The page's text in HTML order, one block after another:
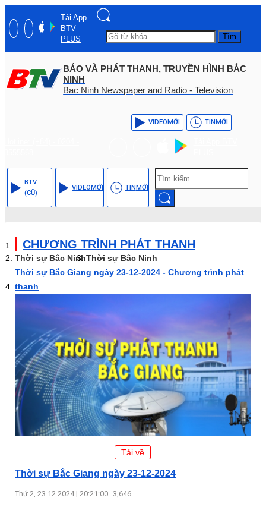
Tải App
BTV
PLUS
Tìm
BÁO VÀ PHÁT THANH, TRUYỀN HÌNH BẮC
NINH
Bac Ninh Newspaper and Radio - Television
VIDEOMỚI TINMỚI
BTV
(CŨ)
VIDEOMỚI TINMỚI
CHƯƠNG TRÌNH PHÁT THANH
Thời sự Bắc NinhThời sự Bắc Ninh
Thời sự Bắc Giang ngày 23-12-2024 - Chương trình phát
thanh
Tải về
Thời sự Bắc Giang ngày 23-12-2024
Thứ 2, 23.12.2024 | 20:21:00 3,646